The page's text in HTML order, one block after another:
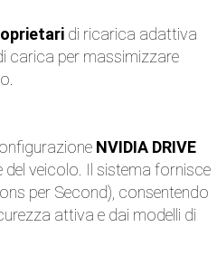
di ricarica adattiva
carica per massimizzare
NVIDIA DRIVE
veicolo. Il sistema fornisce
per Second), consentendo
attiva e dai modelli di